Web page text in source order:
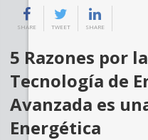
SHARE TWEET SHARE
5 Razones por
Tecnología de
Avanzada es
Energética